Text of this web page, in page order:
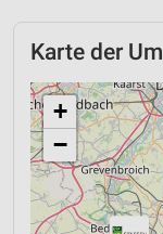
Karte der
+
−